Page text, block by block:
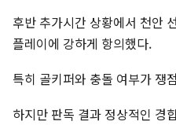
후반 추가시간 상황에서 천안
플레이에 강하게 항의했다.
특히 골키퍼와 충돌 여부가 쟁
하지만 판독 결과 정상적인 경